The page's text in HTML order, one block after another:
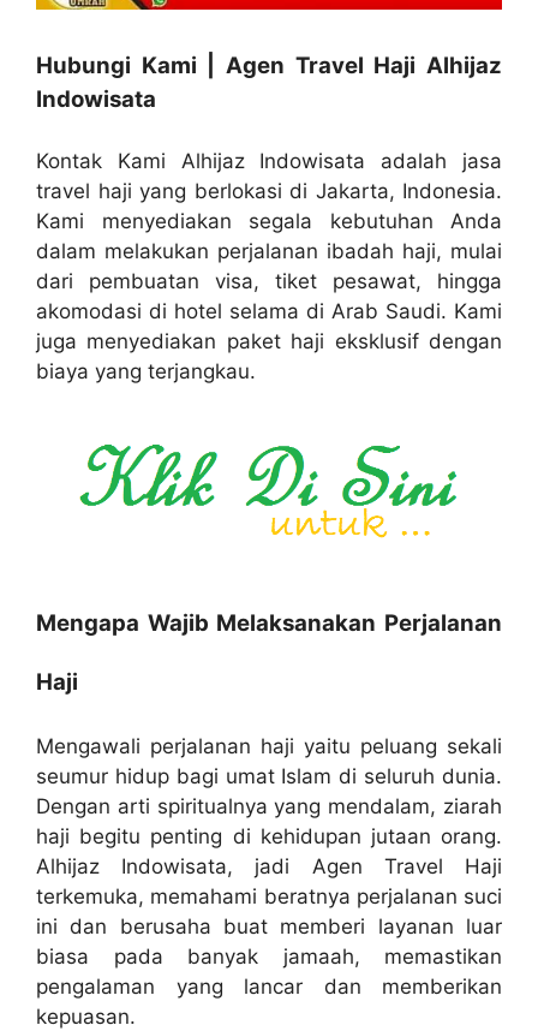
Hubungi Kami | Agen Travel Haji Alhijaz
Indowisata
Kontak Kami Alhijaz Indowisata adalah jasa
travel haji yang berlokasi di Jakarta, Indonesia.
Kami menyediakan segala kebutuhan Anda
dalam melakukan perjalanan ibadah haji, mulai
dari pembuatan visa, tiket pesawat, hingga
akomodasi di hotel selama di Arab Saudi. Kami
juga menyediakan paket haji eksklusif dengan
biaya yang terjangkau.
Mengapa Wajib Melaksanakan Perjalanan
Haji
Mengawali perjalanan haji yaitu peluang sekali
seumur hidup bagi umat Islam di seluruh dunia.
Dengan arti spiritualnya yang mendalam, ziarah
haji begitu penting di kehidupan jutaan orang.
Alhijaz Indowisata, jadi Agen Travel Haji
terkemuka, memahami beratnya perjalanan suci
ini dan berusaha buat memberi layanan luar
biasa pada banyak jamaah, memastikan
pengalaman yang lancar dan memberikan
kepuasan.